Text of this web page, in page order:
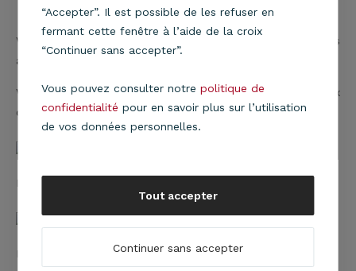
Vous l'avez adoré dans ses versions rouge et gris
anthracite... Nous ne pouvions pas en rester là !
Voici donc notre suspension Bijou déclinée dans 5 nouveaux
coloris !
“Accepter”. Il est possible de les refuser en
fermant cette fenêtre à l’aide de la croix
“Continuer sans accepter”.
Vous pouvez consulter notrepolitique de
confidentialité pour en savoir plus sur l’utilisation
de vos données personnelles.
Continuer sans accepter
Tout accepter